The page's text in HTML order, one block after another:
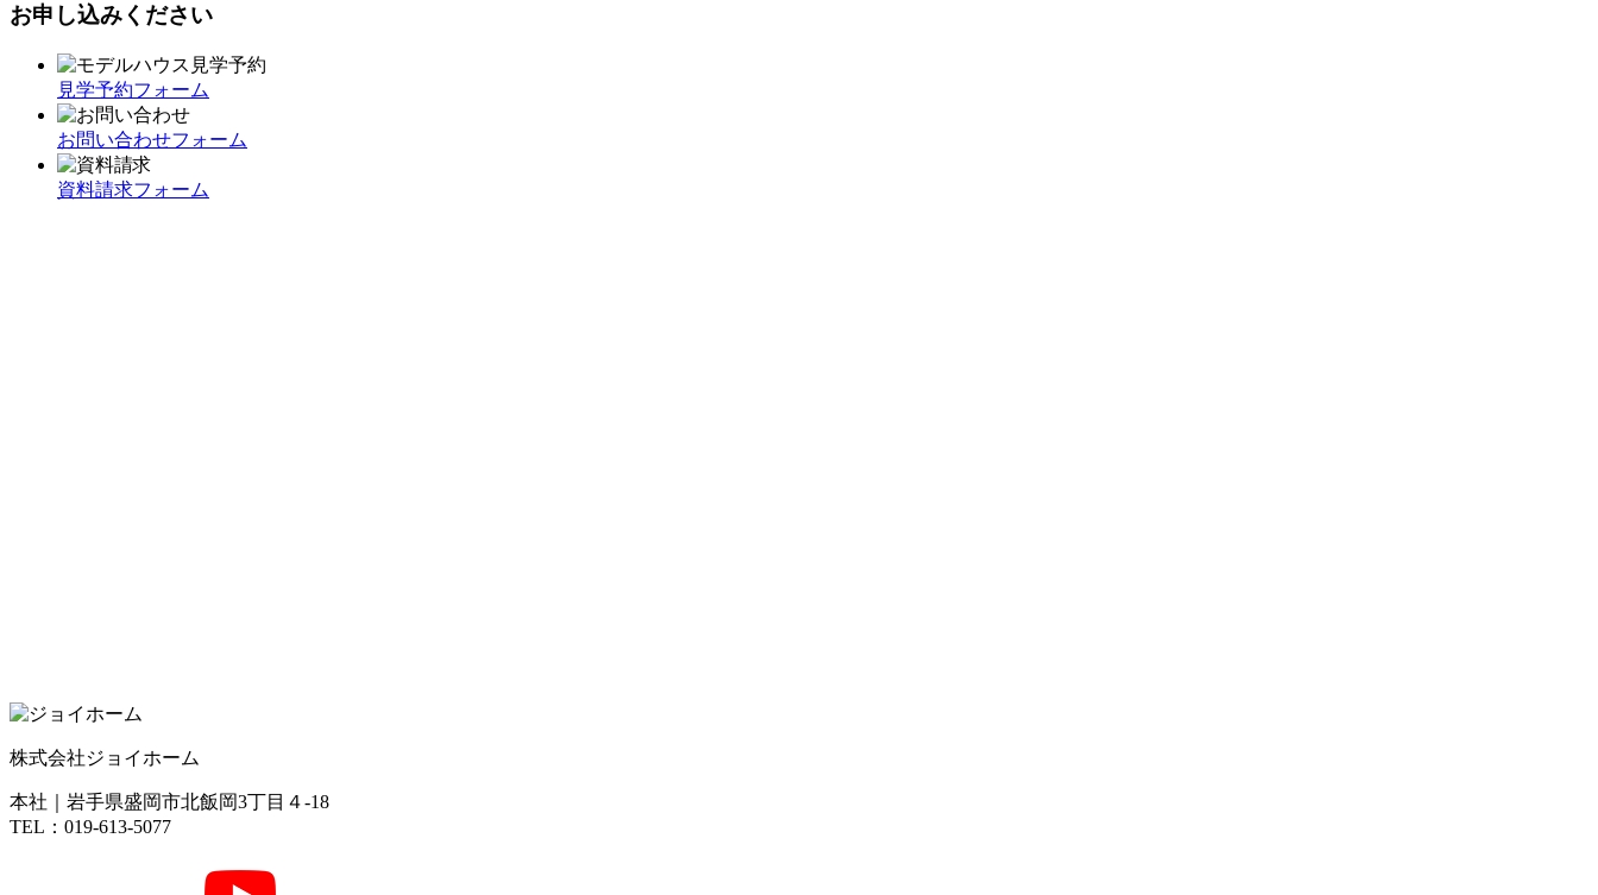
お申し込みください
見学予約フォーム
お問い合わせフォーム
資料請求フォーム
株式会社ジョイホーム
本社｜岩手県盛岡市北飯岡3丁目４-18
TEL：019-613-5077